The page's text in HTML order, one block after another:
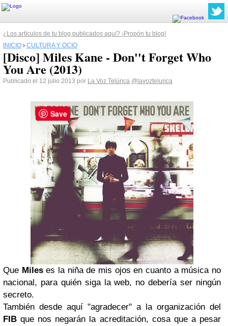
¿Los artículos de tu blog publicados aquí? ¡Propón tu blog!
INICIO › CULTURA Y OCIO
[Disco] Miles Kane - Don''t Forget Who
You Are (2013)
Publicado el 12 julio 2013 por La Voz Telúrica @lavoztelurica
Que Mileses la niña de mis ojos en cuanto a música no
nacional, para quién siga la web, no debería ser ningún
secreto.
También desde aquí "agradecer" a la organización del
FIB que nos negarán la acreditación, cosa que a pesar
Save